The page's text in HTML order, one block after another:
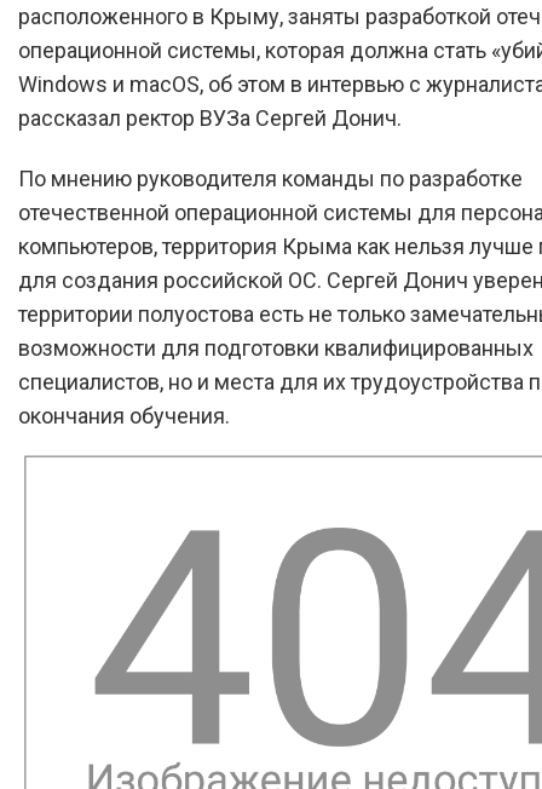
расположенного в Крыму, заняты разработкой
операционной системы, которая должна стать
Windows и macOS, об этом в интервью с
рассказал ректор ВУЗа Сергей Донич.
По мнению руководителя команды по разработке
отечественной операционной системы для
компьютеров, территория Крыма как нельзя лучше
для создания российской ОС. Сергей Донич
территории полуостова есть не только
возможности для подготовки квалифицированных
специалистов, но и места для их трудоустройства
окончания обучения.